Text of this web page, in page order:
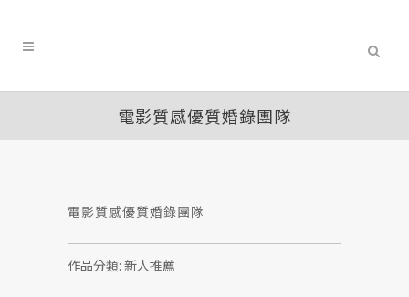
電影質感優質婚錄團隊
電影質感優質婚錄團隊
作品分類: 新人推薦